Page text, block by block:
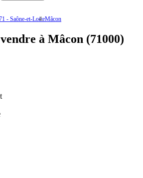
- Saône-et-LoireMâcon
à Mâcon (71000)